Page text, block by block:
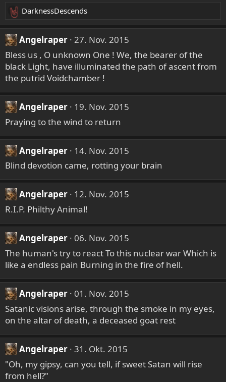
R
e
a
k
t
i
o
e
n
:
DarknessDescends
Angelraper 27. Nov. 2015
Bless us , O unknown One ! We, the bearer of the
black Light, have illuminated the path of ascent from
the putrid Voidchamber !
Angelraper
19. Nov. 2015
Praying to the wind to return
Angelraper
14. Nov. 2015
Blind devotion came, rotting your brain
Angelraper
12. Nov. 2015
R.I.P. Philthy Animal!
Angelraper 06. Nov. 2015
The human's try to react To this nuclear war Which is
like a endless pain Burning in the fire of hell.
Angelraper 01. Nov. 2015
Satanic visions arise, through the smoke in my eyes,
on the altar of death, a deceased goat rest
Angelraper 31. Okt. 2015
"Oh, my gipsy, can you tell, if sweet Satan will rise
from hell?"